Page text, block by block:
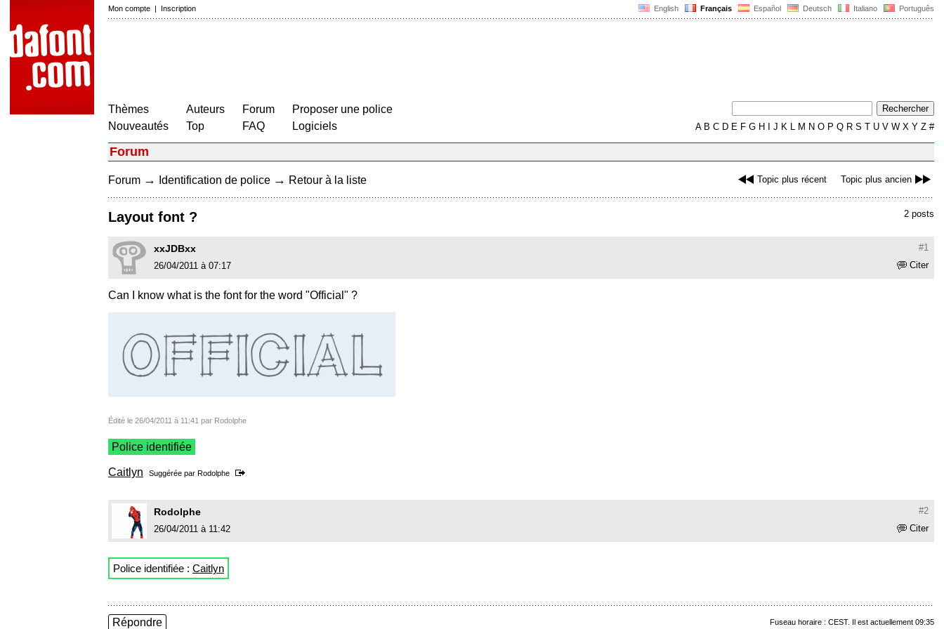
English Français Español Deutsch Italiano Português
Mon compte | Inscription
Thèmes
Nouveautés
Auteurs
Top
Forum
FAQ
Proposer une police
Logiciels
AB C D E F G H J K L M N O P Q R S T U V W X Y Z #
Forum
Topic plus récent Topic plus ancien
Forum → Identification de police → Retour à la liste
2 posts
Layout font ?
#1
xxJDBxx
Citer
26/04/2011 à 07:17
Can I know what is the font for the word "Official" ?
Édité le 26/04/2011 à 11:41 par Rodolphe
Police identifiée
Caitlyn Suggérée par Rodolphe
#2
Rodolphe
Citer
26/04/2011 à 11:42
Police identifiée : Caitlyn
Fuseau horaire : CEST. Il est actuellement 09:35
Répondre